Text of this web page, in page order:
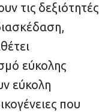
τις δεξιότητές
εύκολης
εύκολη
που